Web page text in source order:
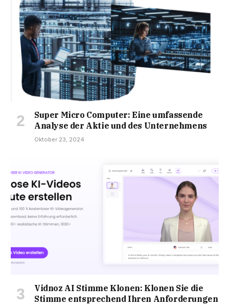
Super Micro Computer: Eine umfassende
Analyse der Aktie und des Unternehmens
Oktober 23, 2024
Vidnoz AI Stimme Klonen: Klonen Sie die
Stimme entsprechend Ihren Anforderungen